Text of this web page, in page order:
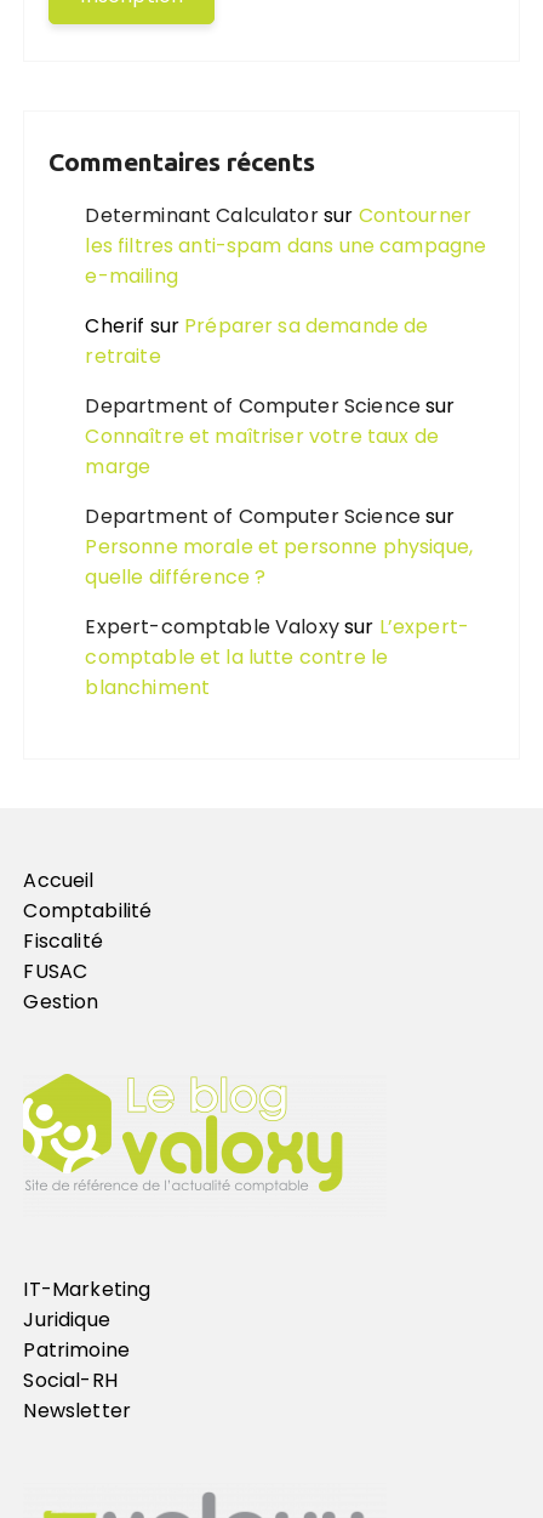
Commentaires récents
Determinant Calculatorsur Contourner
les filtres anti-spam dans une campagne
e-mailing
Cherif sur Préparer sa demande de
retraite
Department of Computer Sciencesur
Connaître et maîtriser votre taux de
marge
Department of Computer Sciencesur
Personne morale et personne physique,
quelle différence ?
Expert-comptable Valoxysur L’expert-
comptable et la lutte contre le
blanchiment
Accueil
Comptabilité
Fiscalité
FUSAC
Gestion
IT-Marketing
Juridique
Patrimoine
Social-RH
Newsletter